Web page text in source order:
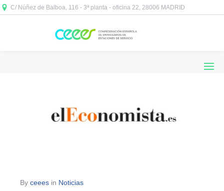
C/ Núñez de Balboa, 116 - 3ª planta - oficina 22, 28006 MADRID
By ceees in Noticias